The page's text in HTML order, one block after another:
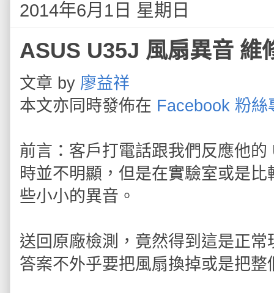
2014年6月1日 星期日
ASUS U35J 風扇異音 維
文章 by 廖益祥
本文亦同時發佈在 Facebook 粉絲
前言：客戶打電話跟我們反應他
時並不明顯，但是在實驗室或是
些小小的異音。
送回原廠檢測，竟然得到這是正
答案不外乎要把風扇換掉或是把